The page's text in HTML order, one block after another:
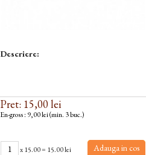
Descriere:
Pret: 15,00 lei
En-gross : 9,00 lei (min. 3 buc.)
x15.00= 15.00 lei Adauga in cos